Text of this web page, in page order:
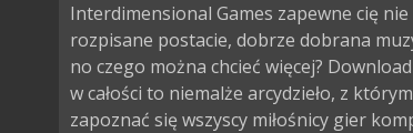
Interdimensional Games zapewne cię
rozpisane postacie, dobrze dobrana
no czego można chcieć więcej?
w całości to niemalże arcydzieło, z
zapoznać się wszyscy miłośnicy gier